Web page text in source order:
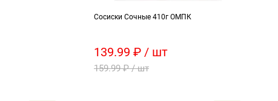
Сосиски Сочные 410г ОМПК
139.99 ₽ / шт
159.99 ₽ / шт